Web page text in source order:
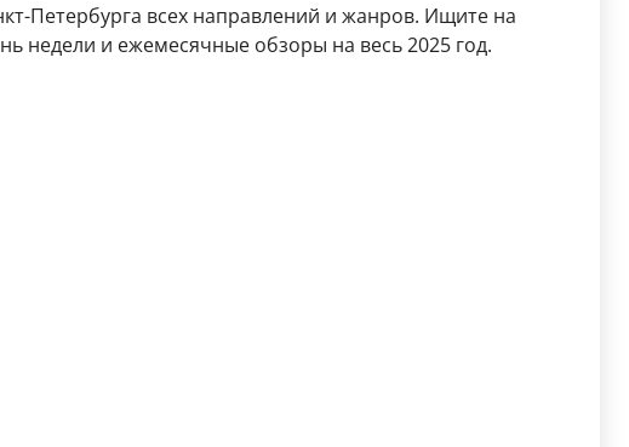
Петербурга всех направлений и жанров. Ищите на
недели и ежемесячные обзоры на весь 2025 год.